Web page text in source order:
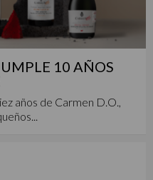
10 AÑOS
años de Carmen D.O.,